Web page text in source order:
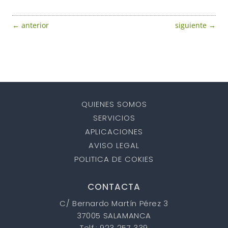
← anterior siguiente →
QUIENES SOMOS
SERVICIOS
APLICACIONES
AVISO LEGAL
POLITICA DE COKIES
CONTACTA
C/ Bernardo Martín Pérez 3
37005 SALAMANCA